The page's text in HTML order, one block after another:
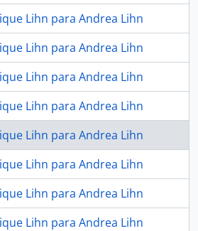
Lihn para Andrea Lihn
Lihn para Andrea Lihn
Lihn para Andrea Lihn
Lihn para Andrea Lihn
Lihn para Andrea Lihn
Lihn para Andrea Lihn
Lihn para Andrea Lihn
Lihn para Andrea Lihn